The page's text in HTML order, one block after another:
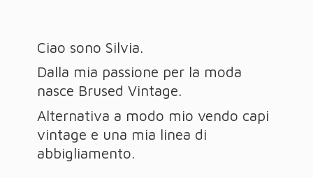
Ciao sono Silvia.
Dalla mia passione per la moda
nasce Brused Vintage.
Alternativa a modo mio vendo capi
vintage e una mia linea di
abbigliamento.